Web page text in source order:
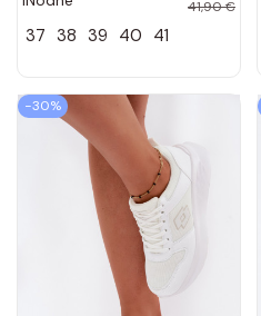
23-34-109L
41,90 €
37 38 39 40 41
−30%